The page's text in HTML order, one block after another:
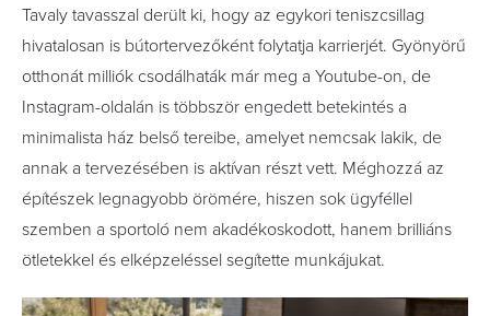
Tavaly tavasszal derült ki, hogy az egykori teniszcsillag
hivatalosan is bútortervezőként folytatja karrierjét. Gyönyörű
otthonát milliók csodálhaták már meg a Youtube-on, de
Instagram-oldalán is többször engedett betekintés a
minimalista ház belső tereibe, amelyet nemcsak lakik, de
annak a tervezésében is aktívan részt vett. Méghozzá az
építészek legnagyobb örömére, hiszen sok ügyféllel
szemben a sportoló nem akadékoskodott, hanem brilliáns
ötletekkel és elképzeléssel segítette munkájukat.